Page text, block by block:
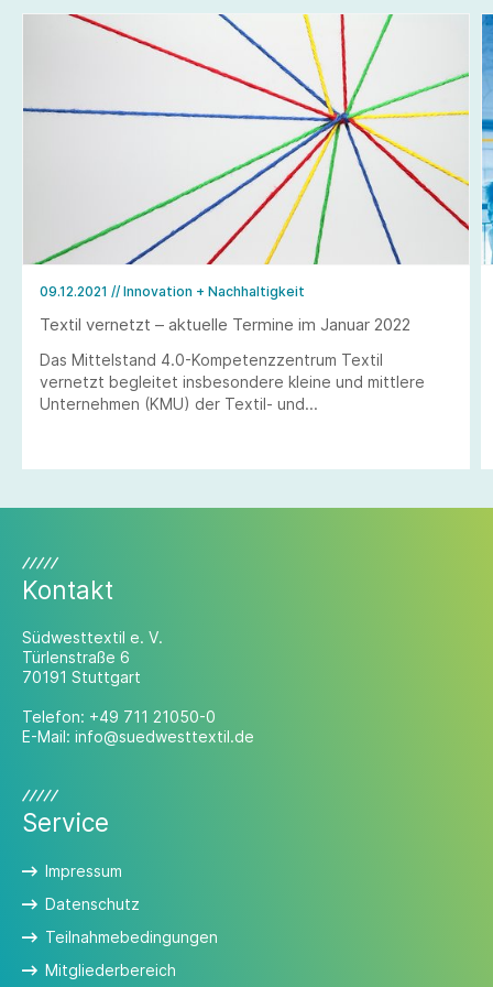
09.12.2021 // Innovation + Nachhaltigkeit
Textil vernetzt – aktuelle Termine im Januar 2022
Das Mittelstand 4.0-Kompetenzzentrum Textil
vernetzt begleitet insbesondere kleine und mittlere
Unternehmen (KMU) der Textil- und
Deutschland bei den aufkommenden Veränderungen im
Kontakt
Südwesttextil e. V.
Türlenstraße 6
70191 Stuttgart
Telefon: +49 711 21050-0
E-Mail: info@suedwesttextil.de
Service
Impressum
Datenschutz
Teilnahmebedingungen
Mitgliederbereich